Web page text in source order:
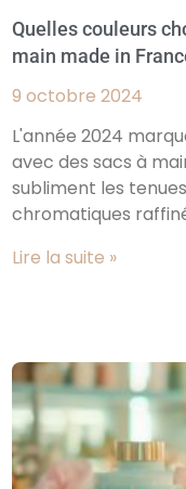
Quelles couleurs
main made in
9 octobre 2024
L'année 2024
avec des sacs à
subliment les
chromatiques
Lire la suite »